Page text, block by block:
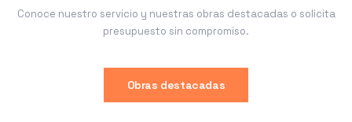
Conoce nuestro servicio y nuestras obras destacadas o solicita
presupuesto sin compromiso.
Obras destacadas